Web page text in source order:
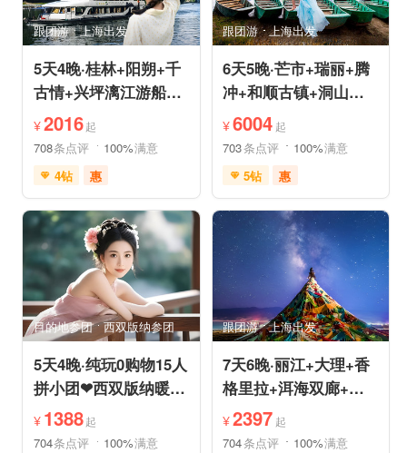
跟团游 上海出发
5天4晚·桂林+阳朔+千
古情+兴坪漓江游船
+古东森林瀑布+十里
画廊
¥2016起
708条点评 100%满意
4钻
惠
免费接送机
世界遗产
雪山之旅
森林草原
行车时长短
祈福之旅
赏花之旅
目的地参团 西双版纳参团
5天4晚·纯玩0购物15人
拼小团❤西双版纳暖冬
爆品❤品牌温德姆·亲
子游
¥ 1388起
704条点评 100%满意
跟团游 上海出发
6天5晚·芒市+瑞丽+腾
冲+和顺古镇+洞山温
泉+中缅姐告国门跟团
游
¥6004 起
703条点评 100%满意
5钻
惠
充足自由时间
免费接送机
休闲游
祈福之旅
赏花之旅
跟团游 上海出发
7天6晚·丽江+大理+香
格里拉+洱海双廊+虎
跳峡跟团游
¥2397 起
704条点评 100%满意